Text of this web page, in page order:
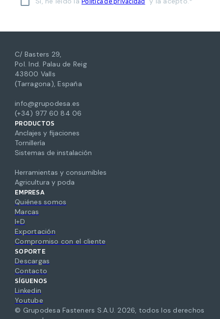
C/ Basters 29,
Pol. Ind. Palau de Reig
43800 Valls
(Tarragona), España
info@grupodesa.es
(+34) 977 60 84 06
PRODUCTOS
Anclajes y fijaciones
Tornillería
Sistemas de instalación
Herramientas y consumibles
Agricultura y poda
EMPRESA
Quiénes somos
Marcas
I+D
Exportación
Compromiso con el cliente
SOPORTE
Descargas
Contacto
SÍGUENOS
Linkedin
Youtube
© Grupodesa Fasteners S.A.U. 2026, todos los derechos